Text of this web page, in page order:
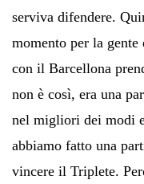
serviva difendere.
momento per la gente
con il Barcellona
non è così, era una
nel migliori dei modi
abbiamo fatto una
vincere il Triplete.